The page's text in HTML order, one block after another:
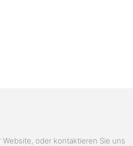
oder kontaktieren Sie uns